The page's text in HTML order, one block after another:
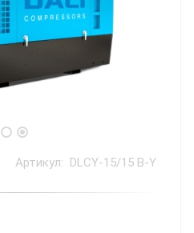
Артикул: DLCY-15/15 B-Y